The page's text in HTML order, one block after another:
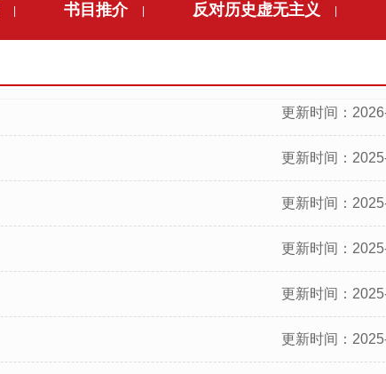
书目推介 反对历史虚无主义
更新时间：
更新时间：
更新时间：
更新时间：
更新时间：
更新时间：